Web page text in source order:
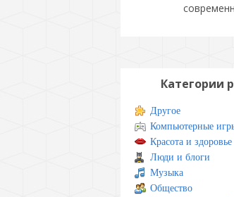
Категории
Другое
Компьютерные
Красота и здоровье
Люди и блоги
Музыка
Общество